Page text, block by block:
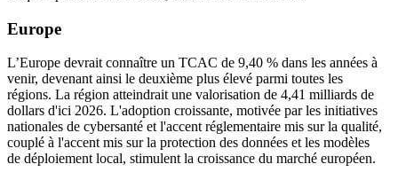
Europe
L’Europe devrait connaître un TCAC de 9,40 % dans les années à
venir, devenant ainsi le deuxième plus élevé parmi toutes les
régions. La région atteindrait une valorisation de 4,41 milliards de
dollars d'ici 2026. L'adoption croissante, motivée par les initiatives
nationales de cybersanté et l'accent réglementaire mis sur la qualité,
couplé à l'accent mis sur la protection des données et les modèles
de déploiement local, stimulent la croissance du marché européen.